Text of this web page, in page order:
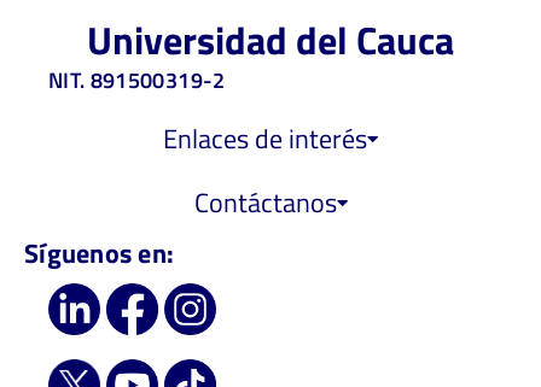
Universidad del Cauca
NIT. 891500319-2
Enlaces de interés
Contáctanos
Síguenos en: